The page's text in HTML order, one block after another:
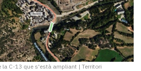
la C-13 que s'està ampliant | Territori